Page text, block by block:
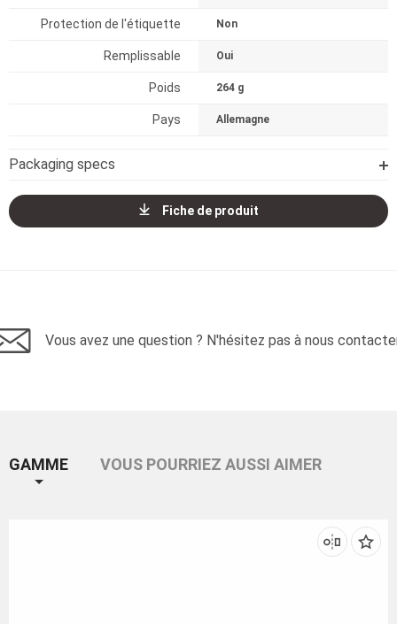
Protection de l'étiquette Non
Remplissable Oui
Poids 264 g
Pays Allemagne
Packaging specs
Fiche de produit
Vous avez une question ? N'hésitez pas à nous
GAMME VOUS POURRIEZ AUSSI AIMER